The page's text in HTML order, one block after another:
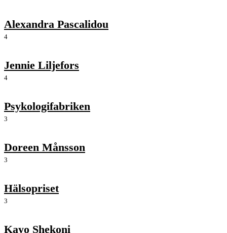
Alexandra Pascalidou
4
Jennie Liljefors
4
Psykologifabriken
3
Doreen Månsson
3
Hälsopriset
3
Kayo Shekoni